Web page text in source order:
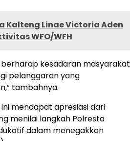
Kalteng Linae Victoria Aden
WFO/WFH
berharap kesadaran masyarakat
pelanggaran yang
tambahnya.
mendapat apresiasi dari
menilai langkah Polresta
dalam menegakkan